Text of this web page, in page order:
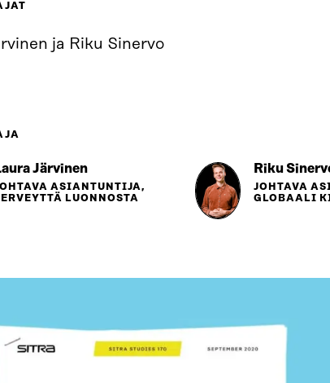
ja Riku Sinervo
Järvinen
ASIANTUNTIJA,
LUONNOSTA
Riku
JOHTAVA
GLOBAALI